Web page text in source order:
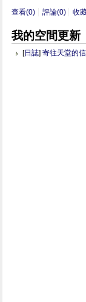
查看(0) 評論(0) 收
我的空間更新
[日誌]寄往天堂的信